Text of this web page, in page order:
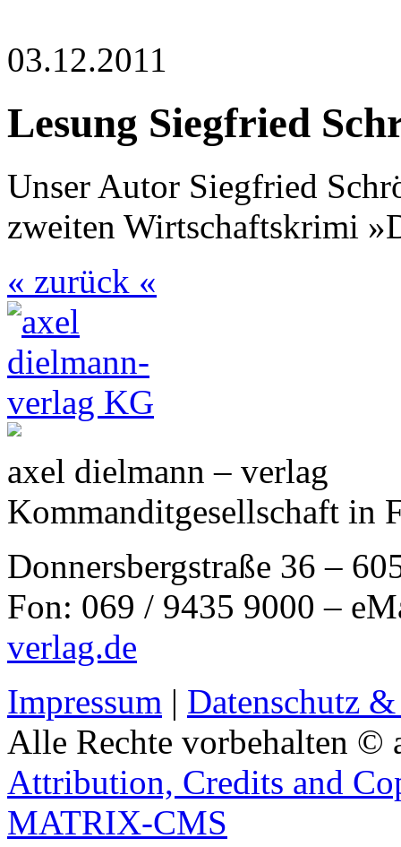
03.12.2011
Lesung Siegfried
Unser Autor Siegfried
zweiten Wirtschaftskrimi
« zurück «
axel dielmann – verlag
Kommanditgesellschaft in
Donnersbergstraße 36 –
Fon: 069 / 9435 9000 –
verlag.de
Impressum | Datenschutz
Alle Rechte vorbehalten ©
Attribution, Credits and
MATRIX-CMS